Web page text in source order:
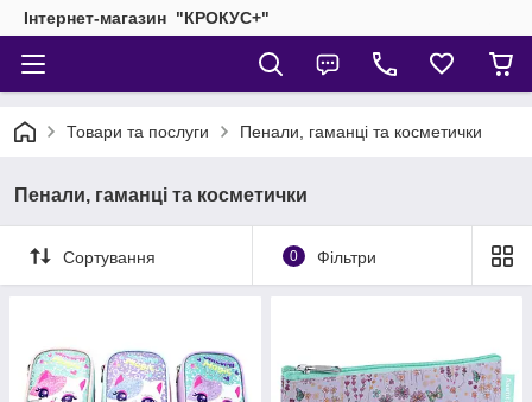
Інтернет-магазин "КРОКУС+"
Товари та послуги Пенали, гаманці та косметички
Пенали, гаманці та косметички
Сортування 0 Фільтри